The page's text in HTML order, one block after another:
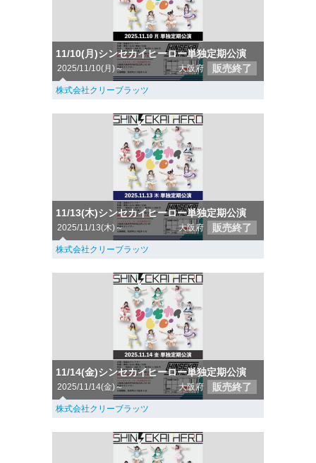
11/10(月)シンセカイヒーロー単独定期公演
2025/11/10(月)～ 大阪府 販売終了
株式会社クリーブラッツ
11/13(木)シンセカイヒーロー単独定期公演
2025/11/13(木)～ 大阪府 販売終了
株式会社クリーブラッツ
11/14(金)シンセカイヒーロー単独定期公演
2025/11/14(金)～ 大阪府 販売終了
株式会社クリーブラッツ